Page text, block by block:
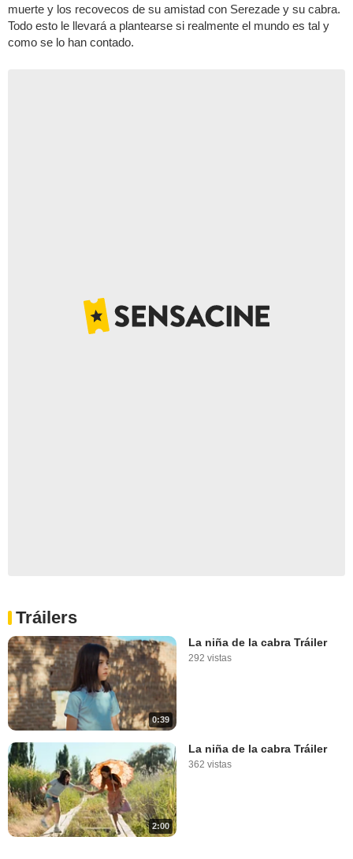
muerte y los recovecos de su amistad con Serezade y su cabra.
Todo esto le llevará a plantearse si realmente el mundo es tal y
como se lo han contado.
Tráilers
0:39
La niña de la cabra Tráiler
292 vistas
2:00
La niña de la cabra Tráiler
362 vistas